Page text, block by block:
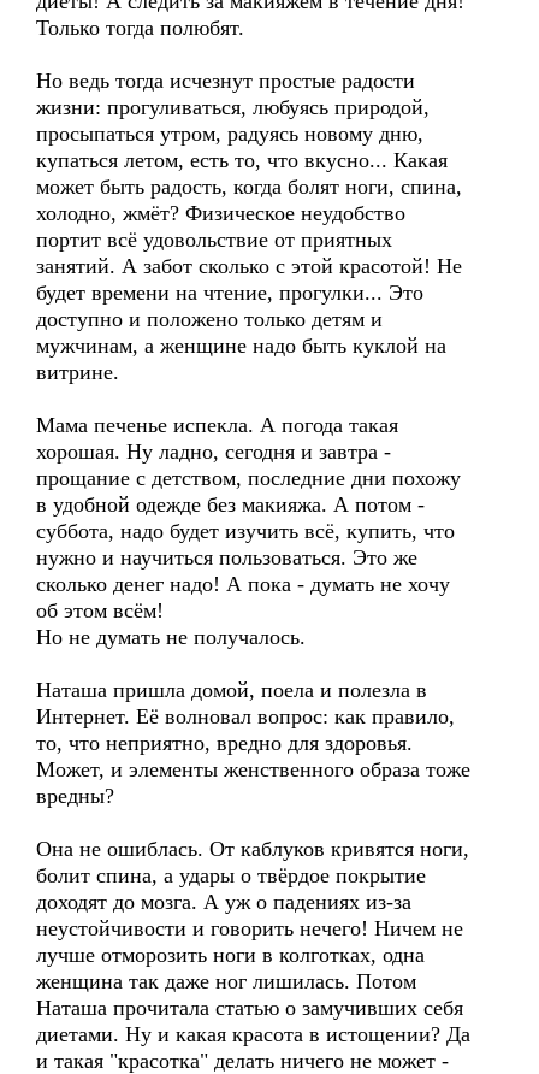
Только тогда полюбят.
Но ведь тогда исчезнут простые радости
жизни: прогуливаться, любуясь природой,
просыпаться утром, радуясь новому дню,
купаться летом, есть то, что вкусно... Какая
может быть радость, когда болят ноги, спина,
холодно, жмёт? Физическое неудобство
портит всё удовольствие от приятных
занятий. А забот сколько с этой красотой! Не
будет времени на чтение, прогулки... Это
доступно и положено только детям и
мужчинам, а женщине надо быть куклой на
витрине.
Мама печенье испекла. А погода такая
хорошая. Ну ладно, сегодня и завтра -
прощание с детством, последние дни похожу
в удобной одежде без макияжа. А потом -
суббота, надо будет изучить всё, купить, что
нужно и научиться пользоваться. Это же
сколько денег надо! А пока - думать не хочу
об этом всём!
Но не думать не получалось.
Наташа пришла домой, поела и полезла в
Интернет. Её волновал вопрос: как правило,
то, что неприятно, вредно для здоровья.
Может, и элементы женственного образа тоже
вредны?
Она не ошиблась. От каблуков кривятся ноги,
болит спина, а удары о твёрдое покрытие
доходят до мозга. А уж о падениях из-за
неустойчивости и говорить нечего! Ничем не
лучше отморозить ноги в колготках, одна
женщина так даже ног лишилась. Потом
Наташа прочитала статью о замучивших себя
диетами. Ну и какая красота в истощении? Да
и такая "красотка" делать ничего не может -